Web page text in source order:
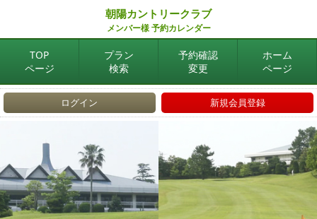
朝陽カントリークラブ
メンバー様 予約カレンダー
TOP
ページ
プラン
検索
予約確認
変更
ホーム
ページ
ログイン 新規会員登録